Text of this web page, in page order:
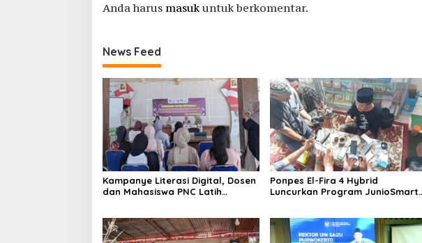
Anda harus masukuntuk berkomentar.
News Feed
Kampanye Literasi Digital, Dosen
dan Mahasiswa PNC Latih
Medsos
Ponpes El-Fira 4 Hybrid
Luncurkan Program JunioSmart,